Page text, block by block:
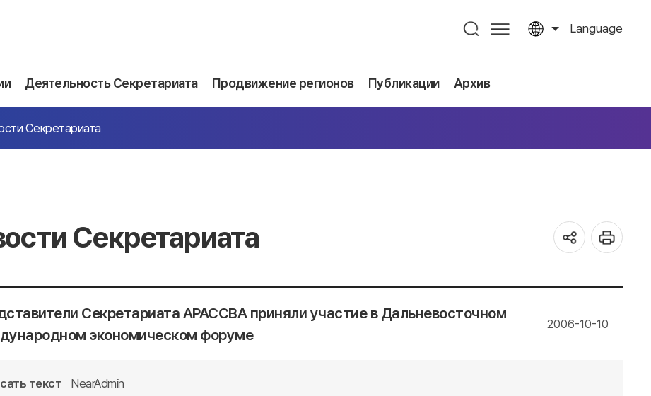
Language
Деятельность Секретариата Продвижение регионов Публикации Архив
Секретариата
Секретариата
Секретариата АРАССВА приняли участие в Дальневосточном
экономическом форуме
2006-10-10
текст NearAdmin